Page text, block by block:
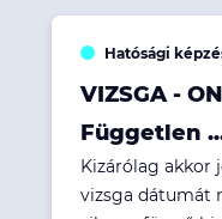
Hatósági
VIZSGA -
Független
Kizárólag akkor
vizsga dátumát